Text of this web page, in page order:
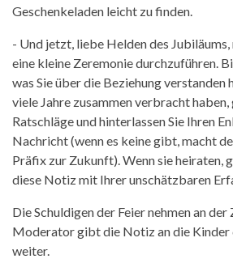
Geschenkeladen leicht zu finden.
- Und jetzt, liebe Helden des
eine kleine Zeremonie durchzuführen.
was Sie über die Beziehung verstanden
viele Jahre zusammen verbracht
Ratschläge und hinterlassen Sie Ihren
Nachricht (wenn es keine gibt, macht
Präfix zur Zukunft). Wenn sie heiraten,
diese Notiz mit Ihrer unschätzbaren
Die Schuldigen der Feier nehmen an
Moderator gibt die Notiz an die Kinder
weiter.